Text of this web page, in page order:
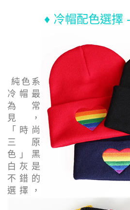
♦ 冷帽配色選擇
純色系
冷帽最
為常
見，
「時尚
三原
色」黑
白灰是
不錯的
選擇，